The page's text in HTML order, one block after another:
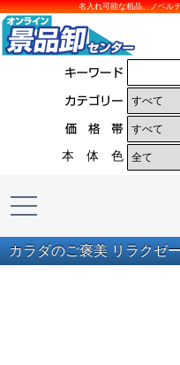
名入れ可能な粗品、ノベル
本 体 色
カラダのご褒美 リラクゼ